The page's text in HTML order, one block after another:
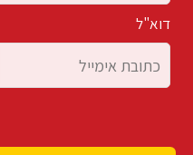
דוא"ל